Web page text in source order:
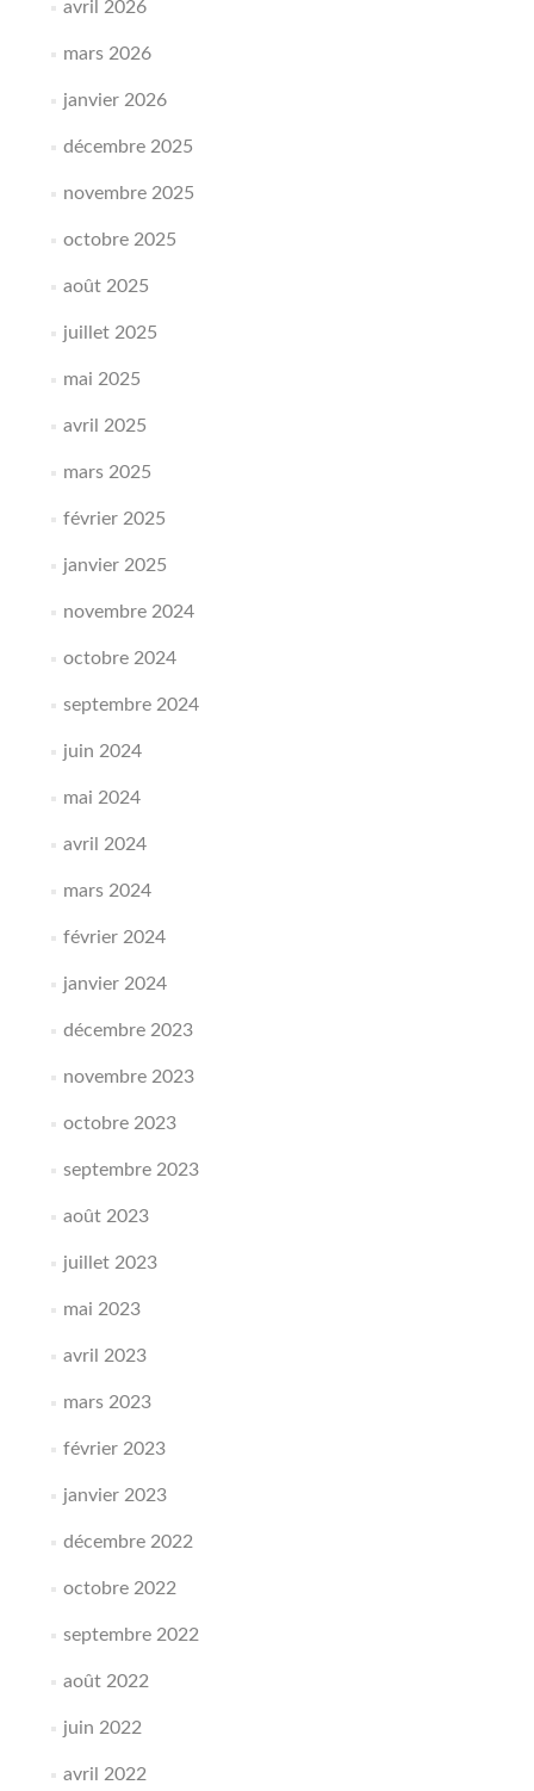
avril 2026
mars 2026
janvier 2026
décembre 2025
novembre 2025
octobre 2025
août 2025
juillet 2025
mai 2025
avril 2025
mars 2025
février 2025
janvier 2025
novembre 2024
octobre 2024
septembre 2024
juin 2024
mai 2024
avril 2024
mars 2024
février 2024
janvier 2024
décembre 2023
novembre 2023
octobre 2023
septembre 2023
août 2023
juillet 2023
mai 2023
avril 2023
mars 2023
février 2023
janvier 2023
décembre 2022
octobre 2022
septembre 2022
août 2022
juin 2022
avril 2022